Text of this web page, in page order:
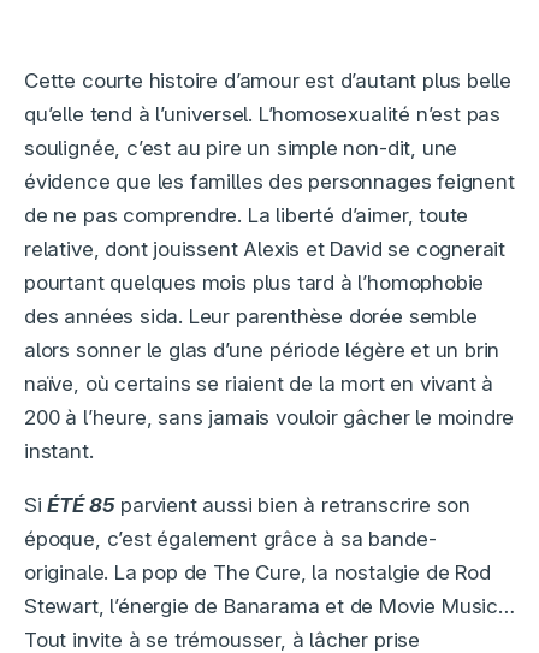
Cette courte histoire d’amour est d’autant plus belle
qu’elle tend à l’universel. L’homosexualité n’est pas
soulignée, c’est au pire un simple non-dit, une
évidence que les familles des personnages feignent
de ne pas comprendre. La liberté d’aimer, toute
relative, dont jouissent Alexis et David se cognerait
pourtant quelques mois plus tard à l’homophobie
des années sida. Leur parenthèse dorée semble
alors sonner le glas d’une période légère et un brin
naïve, où certains se riaient de la mort en vivant à
200 à l’heure, sans jamais vouloir gâcher le moindre
instant.
SiÉTÉ 85parvient aussi bien à retranscrire son
époque, c’est également grâce à sa bande-
originale. La pop de The Cure, la nostalgie de Rod
Stewart, l’énergie de Banarama et de Movie Music…
Tout invite à se trémousser, à lâcher prise